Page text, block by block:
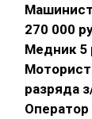
270 000
Медник 5
Моторист
разряда
Оператор